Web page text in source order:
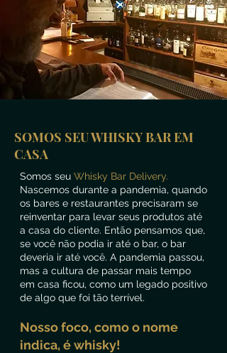
SOMOS SEU WHISKY BAR EM
CASA
Somos seu Whisky Bar Delivery.
Nascemos durante a pandemia, quando
os bares e restaurantes precisaram se
reinventar para levar seus produtos até
a casa do cliente. Então pensamos que,
se você não podia ir até o bar, o bar
deveria ir até você. A pandemia passou,
mas a cultura de passar mais tempo
em casa ficou, como um legado positivo
de algo que foi tão terrível.
Nosso foco, como o nome
indica, é whisky!